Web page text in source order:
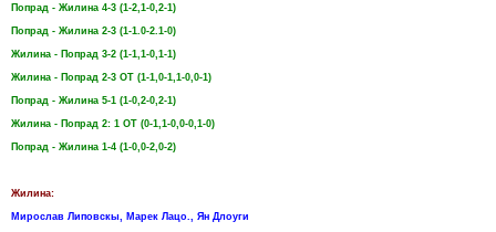
Попрад - Жилина 4-3 (1-2,1-0,2-1)
Попрад - Жилина 2-3 (1-1.0-2.1-0)
Жилина - Попрад 3-2 (1-1,1-0,1-1)
Жилина - Попрад 2-3 ОТ (1-1,0-1,1-0,0-1)
Попрад - Жилина 5-1 (1-0,2-0,2-1)
Жилина - Попрад 2: 1 ОТ (0-1,1-0,0-0,1-0)
Попрад - Жилина 1-4 (1-0,0-2,0-2)
Жилина:
Мирослав Липовскы, Марек Лацо., Ян Длоуги